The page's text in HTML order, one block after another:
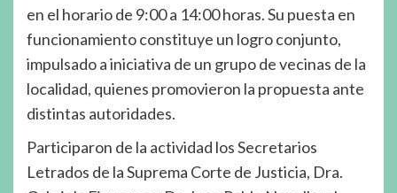
en el horario de 9:00 a 14:00 horas. Su puesta en
funcionamiento constituye un logro conjunto,
impulsado a iniciativa de un grupo de vecinas de la
localidad, quienes promovieron la propuesta ante
distintas autoridades.
Participaron de la actividad los Secretarios
Letrados de la Suprema Corte de Justicia, Dra.